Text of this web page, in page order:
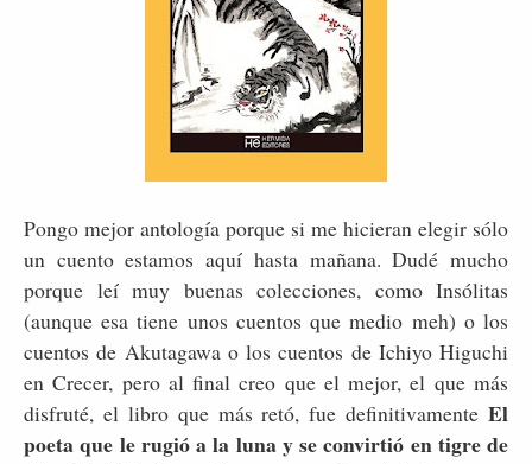
Pongo mejor antología porque si me hicieran elegir sólo
un cuento estamos aquí hasta mañana. Dudé mucho
porque leí muy buenas colecciones, como Insólitas
(aunque esa tiene unos cuentos que medio meh) o los
cuentos de Akutagawa o los cuentos de Ichiyo Higuchi
en Crecer, pero al final creo que el mejor, el que más
disfruté, el libro que más retó, fue definitivamente El
poeta que le rugió a la luna y se convirtió en tigre de